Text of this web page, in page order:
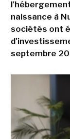
naissance à
sociétés ont
septembre